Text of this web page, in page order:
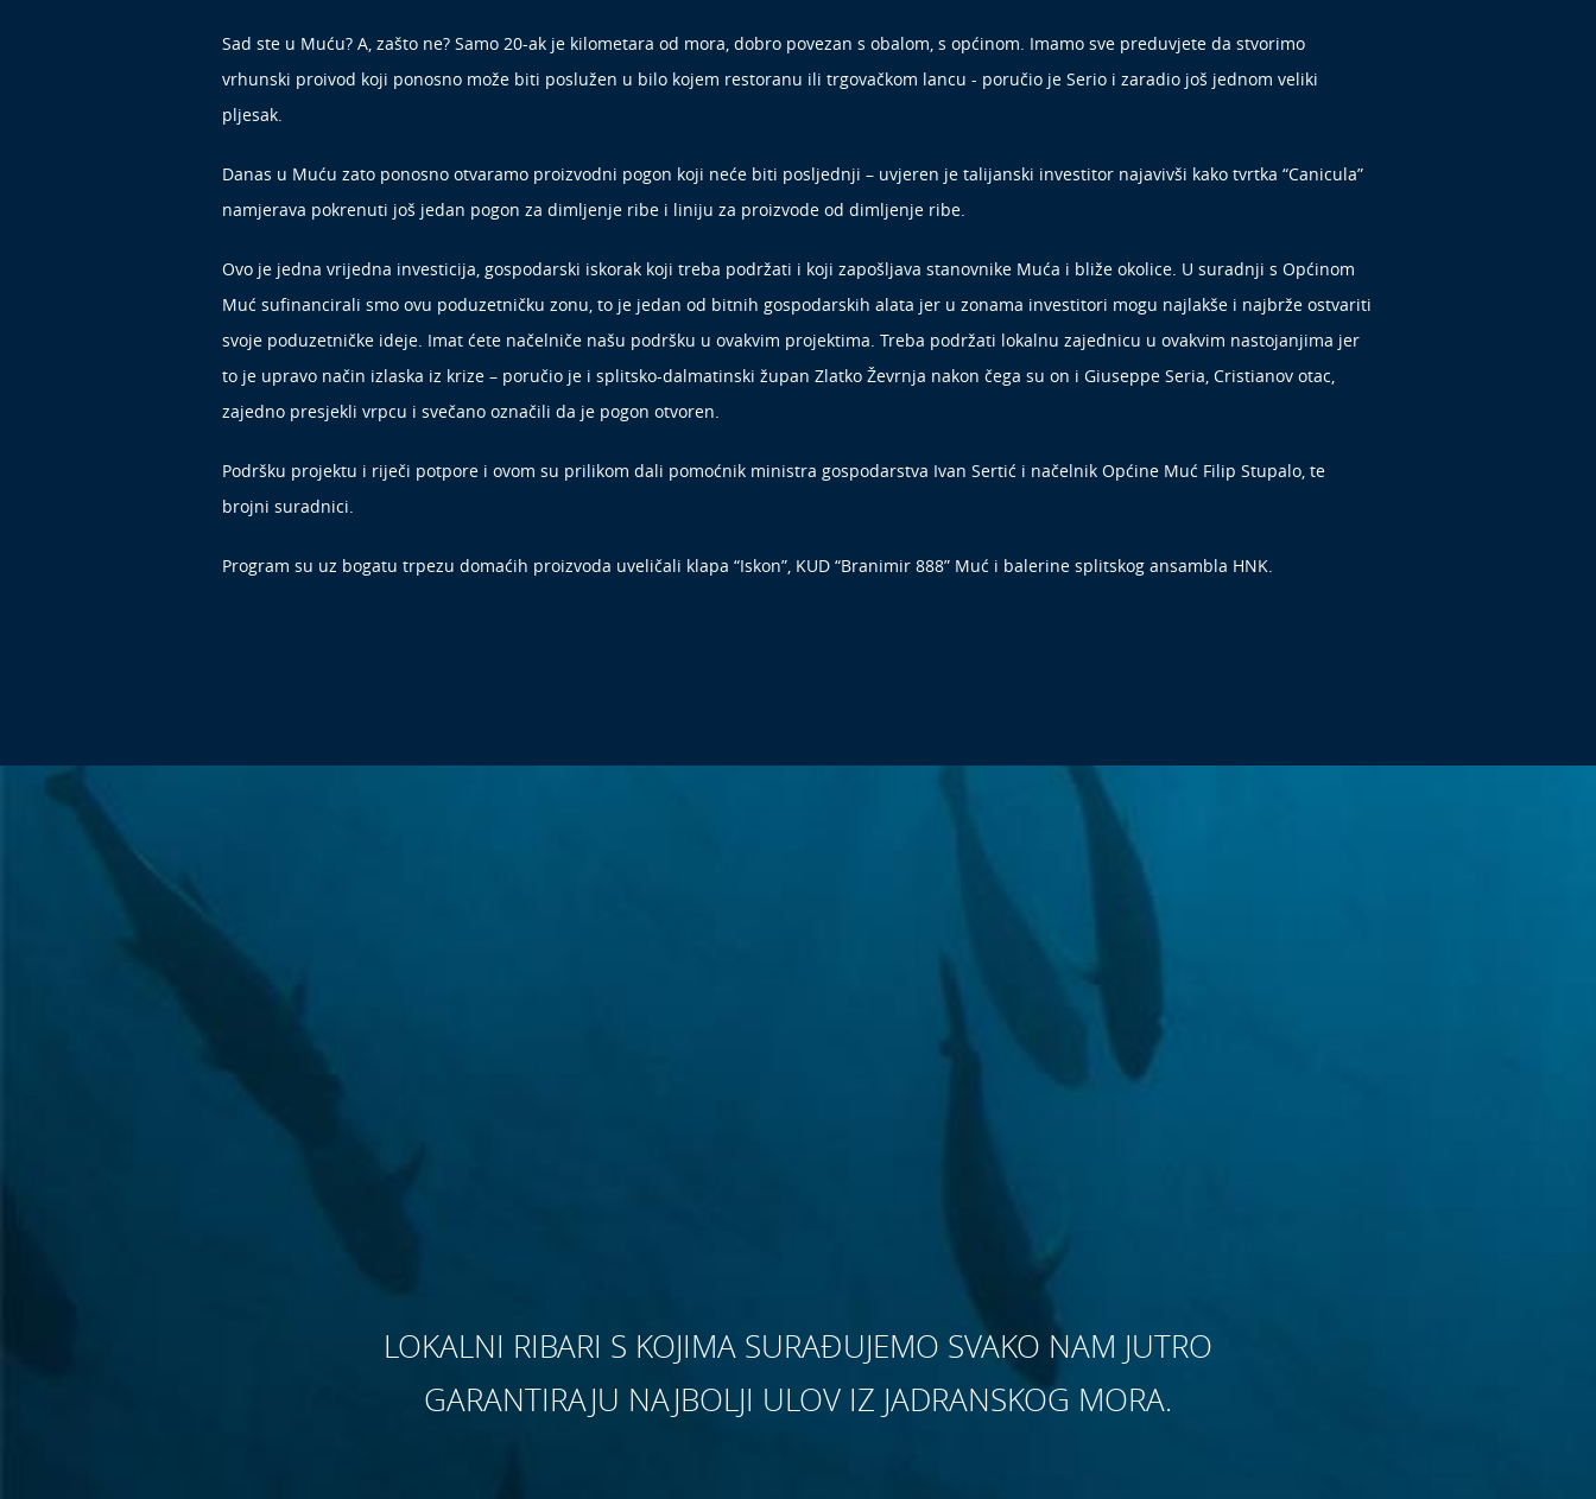
Sad ste u Muću? A, zašto ne? Samo 20-ak je kilometara od mora, dobro povezan s obalom, s općinom. Imamo sve preduvjete da stvorimo
vrhunski proivod koji ponosno može biti poslužen u bilo kojem restoranu ili trgovačkom lancu - poručio je Serio i zaradio još jednom veliki
pljesak.
Danas u Muću zato ponosno otvaramo proizvodni pogon koji neće biti posljednji – uvjeren je talijanski investitor najavivši kako tvrtka “Canicula”
namjerava pokrenuti još jedan pogon za dimljenje ribe i liniju za proizvode od dimljenje ribe.
Ovo je jedna vrijedna investicija, gospodarski iskorak koji treba podržati i koji zapošljava stanovnike Muća i bliže okolice. U suradnji s Općinom
Muć sufinancirali smo ovu poduzetničku zonu, to je jedan od bitnih gospodarskih alata jer u zonama investitori mogu najlakše i najbrže ostvariti
svoje poduzetničke ideje. Imat ćete načelniče našu podršku u ovakvim projektima. Treba podržati lokalnu zajednicu u ovakvim nastojanjima jer
to je upravo način izlaska iz krize – poručio je i splitsko-dalmatinski župan Zlatko Ževrnja nakon čega su on i Giuseppe Seria, Cristianov otac,
zajedno presjekli vrpcu i svečano označili da je pogon otvoren.
Podršku projektu i riječi potpore i ovom su prilikom dali pomoćnik ministra gospodarstva Ivan Sertić i načelnik Općine Muć Filip Stupalo, te
brojni suradnici.
Program su uz bogatu trpezu domaćih proizvoda uveličali klapa “Iskon”, KUD “Branimir 888” Muć i balerine splitskog ansambla HNK.
LOKALNI RIBARI S KOJIMA SURAĐUJEMO SVAKO NAM JUTRO
GARANTIRAJU NAJBOLJI ULOV IZ JADRANSKOG MORA.